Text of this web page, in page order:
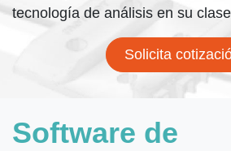
tecnología de análisis en su
Solicita
Software de